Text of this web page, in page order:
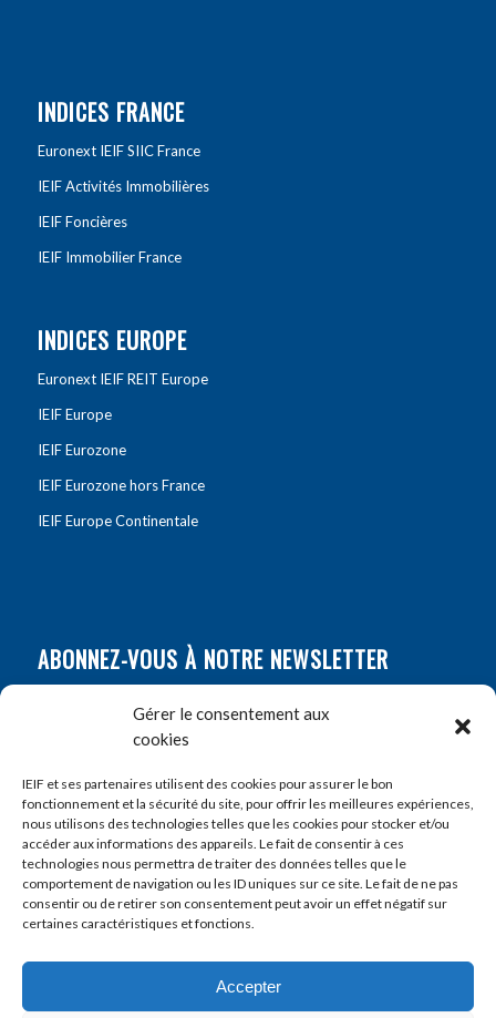
Gérer le consentement aux
cookies
IEIF et ses partenaires utilisent des cookies pour assurer le bon
fonctionnement et la sécurité du site, pour offrir les meilleures expériences,
nous utilisons des technologies telles que les cookies pour stocker et/ou
accéder aux informations des appareils. Le fait de consentir à ces
technologies nous permettra de traiter des données telles que le
comportement de navigation ou les ID uniques sur ce site. Le fait de ne pas
consentir ou de retirer son consentement peut avoir un effet négatif sur
certaines caractéristiques et fonctions.
Accepter
INDICES FRANCE
Euronext IEIF SIIC France
IEIF Activités Immobilières
IEIF Foncières
IEIF Immobilier France
INDICES EUROPE
Euronext IEIF REIT Europe
IEIF Europe
IEIF Eurozone
IEIF Eurozone hors France
IEIF Europe Continentale
ABONNEZ-VOUS À NOTRE NEWSLETTER
Prénom*
E-mail*